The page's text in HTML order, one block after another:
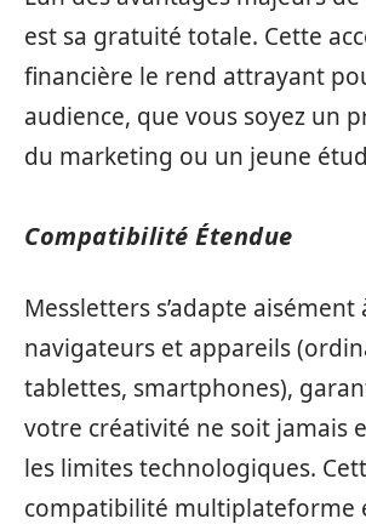
est sa gratuité totale. Cette
financière le rend attrayant
audience, que vous soyez un
du marketing ou un jeune
Compatibilité Étendue
Messletters s’adapte aisément
navigateurs et appareils
tablettes, smartphones),
votre créativité ne soit jamais
les limites technologiques.
compatibilité multiplateforme